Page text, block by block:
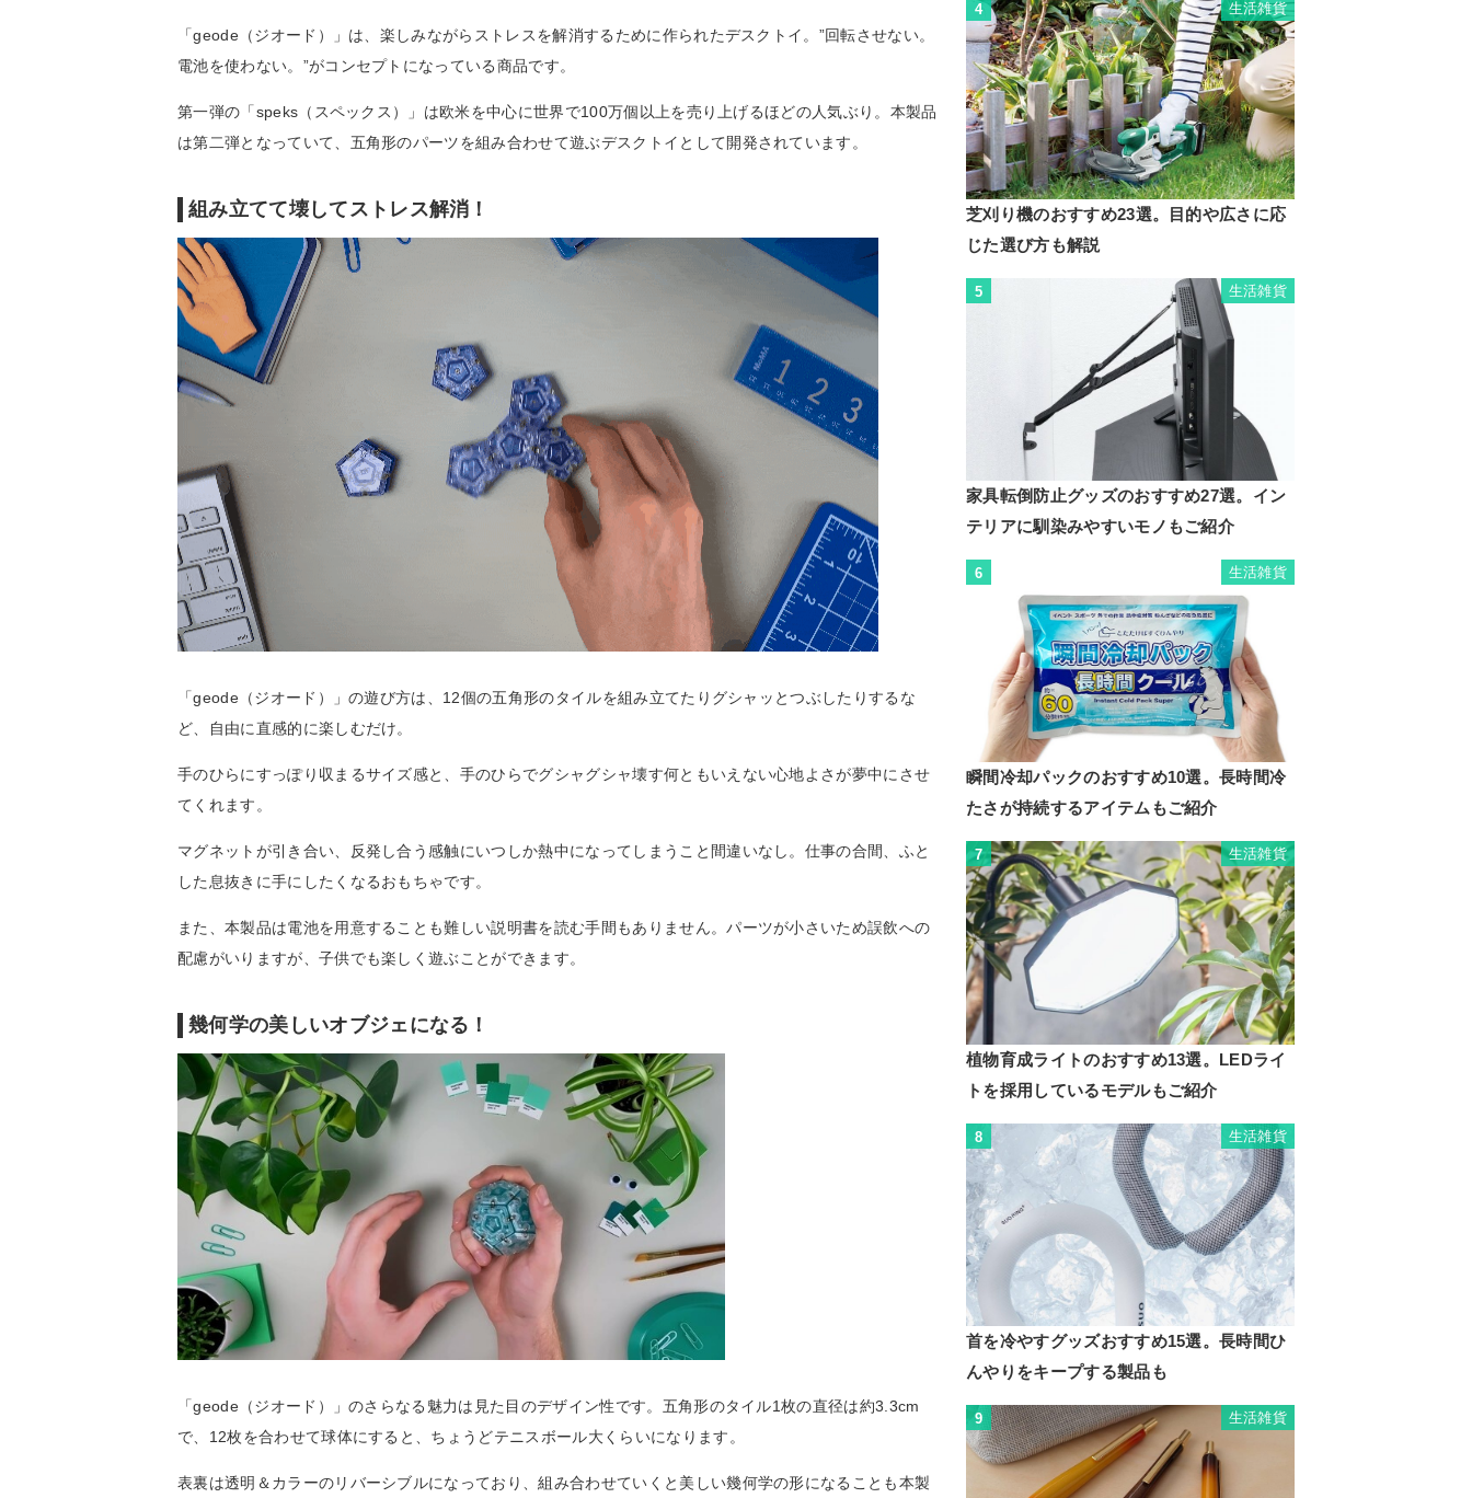
「geode（ジオード）」は、楽しみながらストレスを解消するために作られたデスクトイ。”回転させない。
電池を使わない。”がコンセプトになっている商品です。
第一弾の「speks（スペックス）」は欧米を中心に世界で100万個以上を売り上げるほどの人気ぶり。本製品
は第二弾となっていて、五角形のパーツを組み合わせて遊ぶデスクトイとして開発されています。
組み立てて壊してストレス解消！
「geode（ジオード）」の遊び方は、12個の五角形のタイルを組み立てたりグシャッとつぶしたりするな
ど、自由に直感的に楽しむだけ。
手のひらにすっぽり収まるサイズ感と、手のひらでグシャグシャ壊す何ともいえない心地よさが夢中にさせ
てくれます。
マグネットが引き合い、反発し合う感触にいつしか熱中になってしまうこと間違いなし。仕事の合間、ふと
した息抜きに手にしたくなるおもちゃです。
また、本製品は電池を用意することも難しい説明書を読む手間もありません。パーツが小さいため誤飲への
配慮がいりますが、子供でも楽しく遊ぶことができます。
幾何学の美しいオブジェになる！
「geode（ジオード）」のさらなる魅力は見た目のデザイン性です。五角形のタイル1枚の直径は約3.3cm
で、12枚を合わせて球体にすると、ちょうどテニスボール大くらいになります。
表裏は透明＆カラーのリバーシブルになっており、組み合わせていくと美しい幾何学の形になることも本製
4 生活雑貨
芝刈り機のおすすめ23選。目的や広さに応
じた選び方も解説
5 生活雑貨
家具転倒防止グッズのおすすめ27選。イン
テリアに馴染みやすいモノもご紹介
6 生活雑貨
瞬間冷却パックのおすすめ10選。長時間冷
たさが持続するアイテムもご紹介
7 生活雑貨
植物育成ライトのおすすめ13選。LEDライ
トを採用しているモデルもご紹介
8 生活雑貨
首を冷やすグッズおすすめ15選。長時間ひ
んやりをキープする製品も
9 生活雑貨